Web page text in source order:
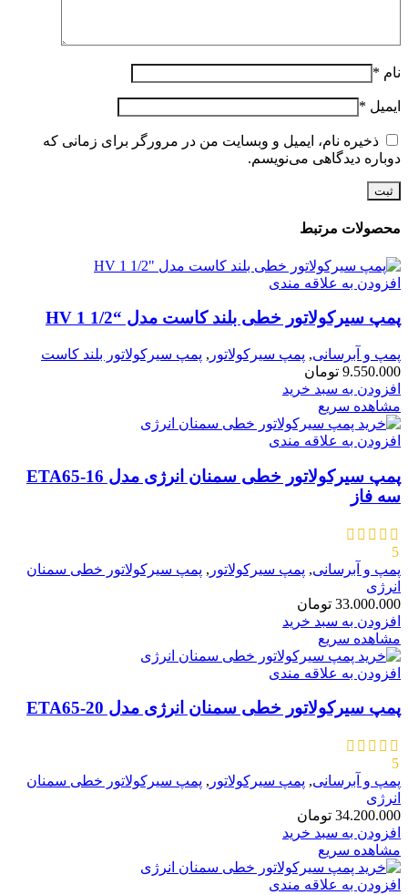
نام *
ایمیل *
ذخیره نام، ایمیل و وبسایت من در مرورگر برای زمانی که
دوباره دیدگاهی می‌نویسم.
محصولات مرتبط
افزودن به علاقه مندی
پمپ سیرکولاتور خطی بلند کاست مدل “HV 1 1/2
پمپ و آبرسانی, پمپ سیرکولاتور , پمپ سیرکولاتور بلند کاست
9.550.000 تومان
افزودن به سبد خرید
مشاهده سریع
افزودن به علاقه مندی
پمپ سیرکولاتور خطی سمنان انرژی مدل ETA65-16
سه فاز
5
پمپ و آبرسانی, پمپ سیرکولاتور , پمپ سیرکولاتور خطی سمنان
انرژی
33.000.000 تومان
افزودن به سبد خرید
مشاهده سریع
افزودن به علاقه مندی
پمپ سیرکولاتور خطی سمنان انرژی مدل ETA65-20
5
پمپ و آبرسانی, پمپ سیرکولاتور , پمپ سیرکولاتور خطی سمنان
انرژی
34.200.000 تومان
افزودن به سبد خرید
مشاهده سریع
افزودن به علاقه مندی